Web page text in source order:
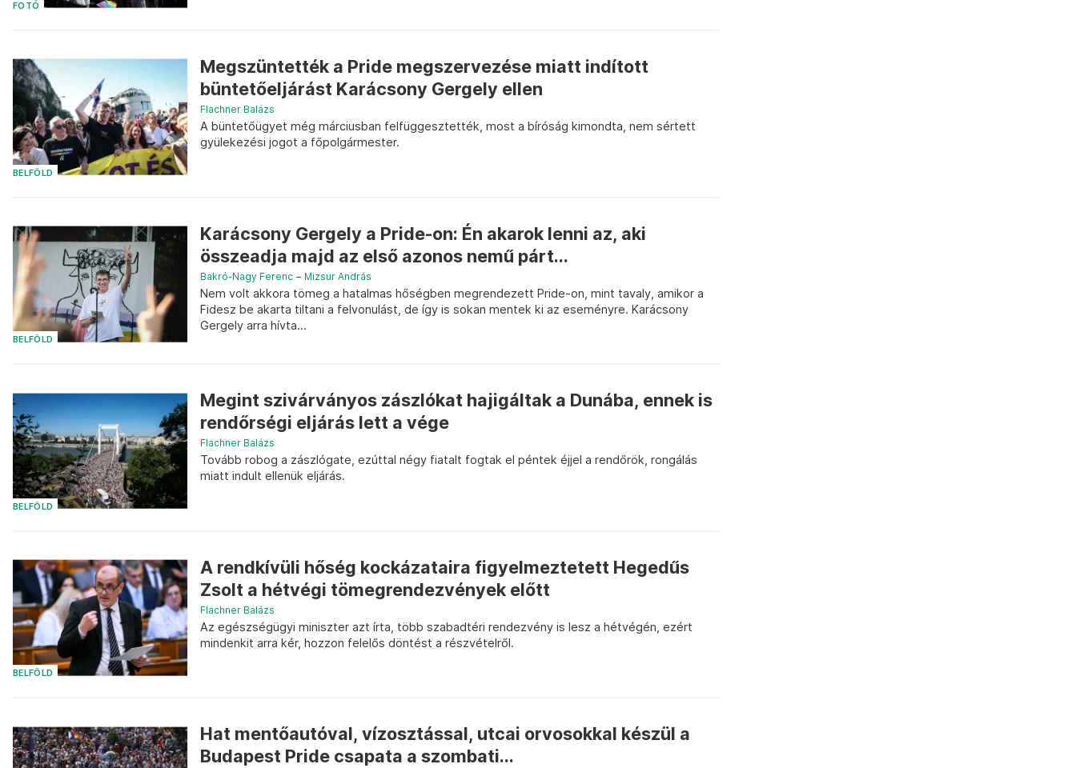
FOTÓ
BELFÖLD
Megszüntették a Pride megszervezése miatt indított
büntetőeljárást Karácsony Gergely ellen
Flachner Balázs
A büntetőügyet még márciusban felfüggesztették, most a bíróság kimondta, nem sértett
gyülekezési jogot a főpolgármester.
BELFÖLD
Karácsony Gergely a Pride-on: Én akarok lenni az, aki
összeadja majd az első azonos nemű párt...
Bakró-Nagy Ferenc – Mizsur András
Nem volt akkora tömeg a hatalmas hőségben megrendezett Pride-on, mint tavaly, amikor a
Fidesz be akarta tiltani a felvonulást, de így is sokan mentek ki az eseményre. Karácsony
Gergely arra hívta...
BELFÖLD
Megint szivárványos zászlókat hajigáltak a Dunába, ennek is
rendőrségi eljárás lett a vége
Flachner Balázs
Tovább robog a zászlógate, ezúttal négy fiatalt fogtak el péntek éjjel a rendőrök, rongálás
miatt indult ellenük eljárás.
BELFÖLD
A rendkívüli hőség kockázataira figyelmeztetett Hegedűs
Zsolt a hétvégi tömegrendezvények előtt
Flachner Balázs
Az egészségügyi miniszter azt írta, több szabadtéri rendezvény is lesz a hétvégén, ezért
mindenkit arra kér, hozzon felelős döntést a részvételről.
Hat mentőautóval, vízosztással, utcai orvosokkal készül a
Budapest Pride csapata a szombati...